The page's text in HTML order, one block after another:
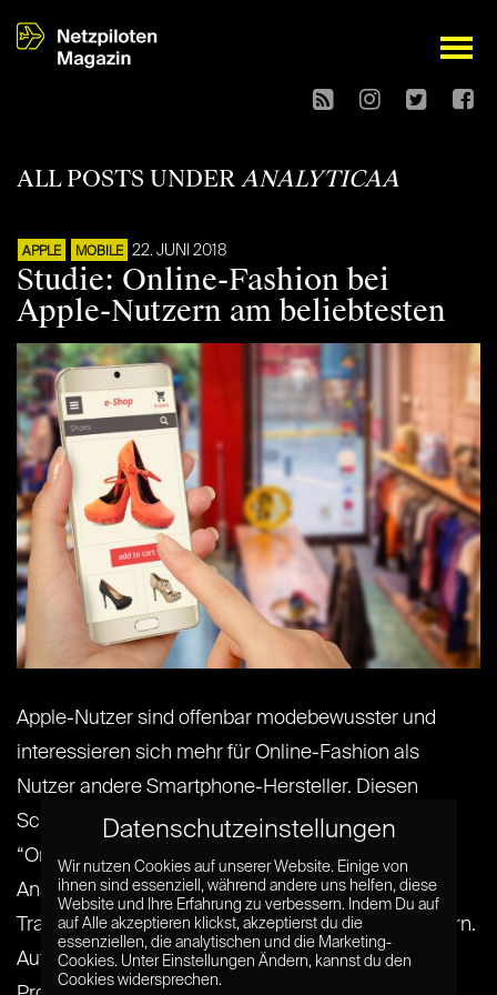
open
ALL POSTS UNDERANALYTICAA
APPLE MOBILE 22. JUNI 2018
Studie: Online-Fashion bei
Apple-Nutzern am beliebtesten
Apple-Nutzer sind offenbar modebewusster und
interessieren sich mehr für Online-Fashion als
Nutzer andere Smartphone-Hersteller. Diesen
Schluss legen wenigstens die Zahlen aus dem
“Online Fashion Panel“ der Performance-Agentur
AnalyticaA nahe. So stammen 43 Prozent des
Traffics in Online-Fashion-Stores von Apple-Nutzern.
Auf Platz zwei folgen Samsung-User mit rund 30
Datenschutzeinstellungen
Wir nutzen Cookies auf unserer Website. Einige von
ihnen sind essenziell, während andere uns helfen, diese
Website und Ihre Erfahrung zu verbessern. Indem Du auf
auf Alle akzeptieren klickst, akzeptierst du die
essenziellen, die analytischen und die Marketing-
Cookies. Unter Einstellungen Ändern, kannst du den
Cookies widersprechen.